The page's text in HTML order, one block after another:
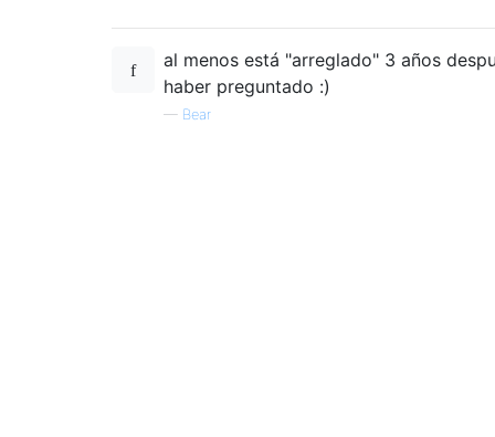
al menos está "arreglado" 3 años
haber preguntado :)
— Bear